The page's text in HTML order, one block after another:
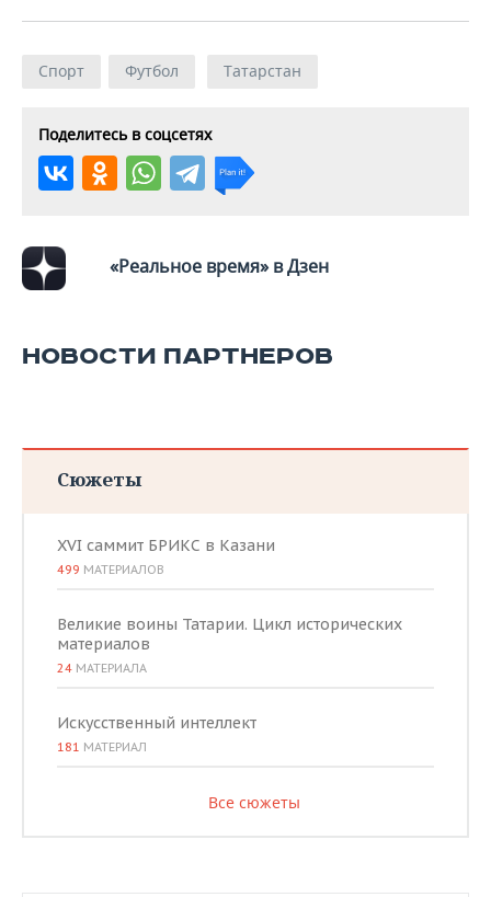
Спорт Футбол Татарстан
Поделитесь в соцсетях
«Реальное время» в Дзен
НОВОСТИ ПАРТНЕРОВ
Сюжеты
XVI саммит БРИКС в Казани
499 МАТЕРИАЛОВ
Великие воины Татарии. Цикл исторических
материалов
24 МАТЕРИАЛА
Искусственный интеллект
181 МАТЕРИАЛ
Все сюжеты